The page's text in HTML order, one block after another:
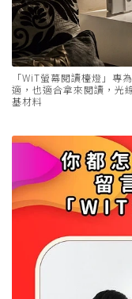
「WiT螢幕閱讀檯燈」專
適，也適合拿來閱讀，光
基材料